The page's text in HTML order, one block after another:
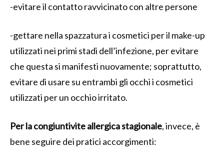
-evitare il contatto ravvicinato con altre persone
-gettare nella spazzatura i cosmetici per il make-up
utilizzati nei primi stadi dell’infezione, per evitare
che questa si manifesti nuovamente; soprattutto,
evitare di usare su entrambi gli occhi i cosmetici
utilizzati per un occhio irritato.
Per la congiuntivite allergica stagionale, invece, è
bene seguire dei pratici accorgimenti: